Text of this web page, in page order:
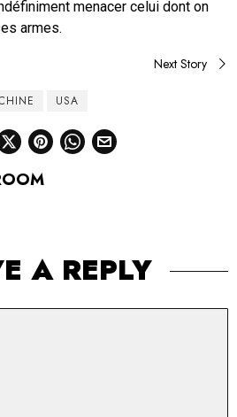
menacer celui dont on
armes.
Next Story
USA
A REPLY